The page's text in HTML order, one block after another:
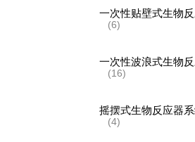
一次性贴壁式生物
(6)
一次性波浪式生物
(16)
摇摆式生物反应器
(4)